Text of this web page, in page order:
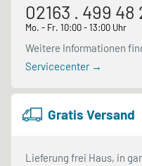
02163 . 499 48
Mo. - Fr. 10:00 - 13:00 Uhr
Weitere Informationen
Servicecenter →
Gratis Versand
Lieferung frei Haus, in